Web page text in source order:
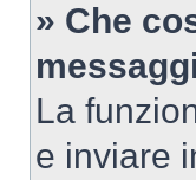
» Che
La
e inviare